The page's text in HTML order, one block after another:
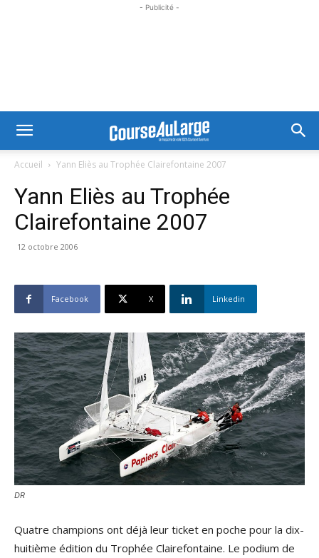
- Publicité -
Accueil Yann Eliès au Trophée Clairefontaine 2007
Yann Eliès au Trophée
Clairefontaine 2007
12 octobre 2006
Facebook X Linkedin
DR
Quatre champions ont déjà leur ticket en poche pour la dix-
huitième édition du Trophée Clairefontaine. Le podium de